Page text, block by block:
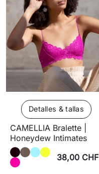
Detalles & tallas
CAMELLIA Bralette |
Honeydew Intimates
38,00 CHF